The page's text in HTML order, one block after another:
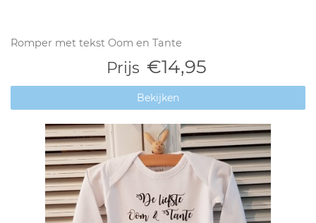
Romper met tekst Oom en Tante
Prijs €14,95
Bekijken